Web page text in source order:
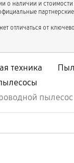
о наличии и стоимости
отличаться от
техника
пылесос